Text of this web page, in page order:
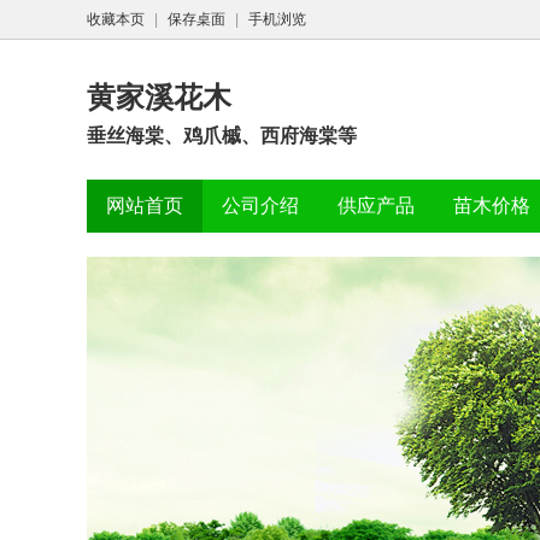
收藏本页 保存桌面 手机浏览
黄家溪花木
垂丝海棠、鸡爪槭、西府海棠等
网站首页 公司介绍 供应产品 苗木价格